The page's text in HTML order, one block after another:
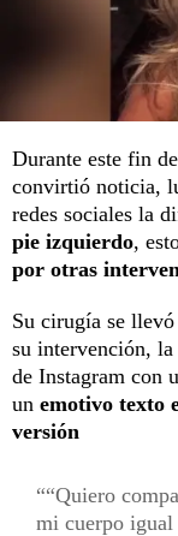
Durante este fin
convirtió noticia,
redes sociales la
pie izquierdo,
por otras
Su cirugía se llevó
su intervención, la
de Instagram con
un emotivo texto
versión
“Quiero
mi cuerpo igual